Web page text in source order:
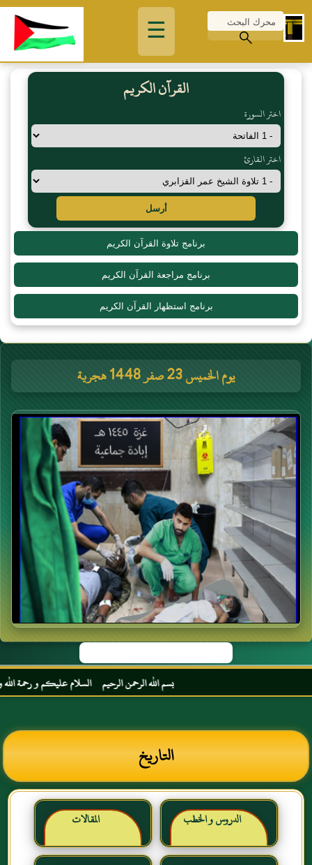
☰
القرآن الكريم
اختر السورة
اختر القارئ
أرسل
برنامج تلاوة القرآن الكريم
برنامج مراجعة القرآن الكريم
برنامج استظهار القرآن الكريم
يوم الخميس 23 صفر 1448 هجرية
بسم الله الرحمن الرحيم السلام عليكم و رحمة الله و
التاريخ
الدروس و الخطب المقالات